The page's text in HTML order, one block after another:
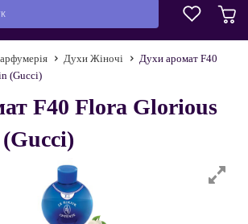
Духи Жіночі
Духи аромат F40
(Gucci)
F40 Flora Glorious